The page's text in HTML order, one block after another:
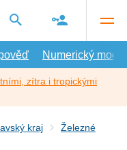
Numerický model
zítra i tropickými
kraj
Železné